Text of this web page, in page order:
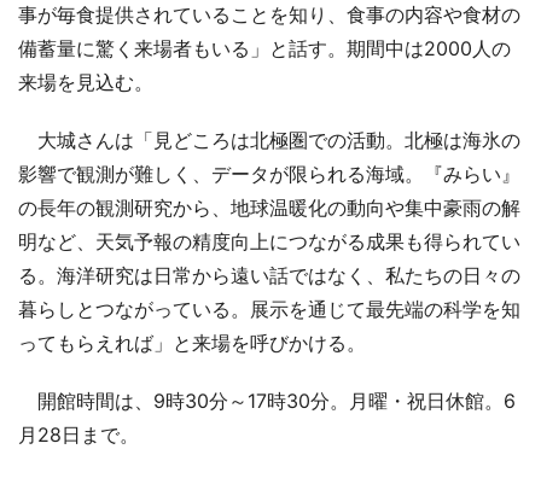
事が毎食提供されていることを知り、食事の内容や食材の
備蓄量に驚く来場者もいる」と話す。期間中は2000人の
来場を見込む。
大城さんは「見どころは北極圏での活動。北極は海氷の
影響で観測が難しく、データが限られる海域。『みらい』
の長年の観測研究から、地球温暖化の動向や集中豪雨の解
明など、天気予報の精度向上につながる成果も得られてい
る。海洋研究は日常から遠い話ではなく、私たちの日々の
暮らしとつながっている。展示を通じて最先端の科学を知
ってもらえれば」と来場を呼びかける。
開館時間は、9時30分～17時30分。月曜・祝日休館。6
月28日まで。